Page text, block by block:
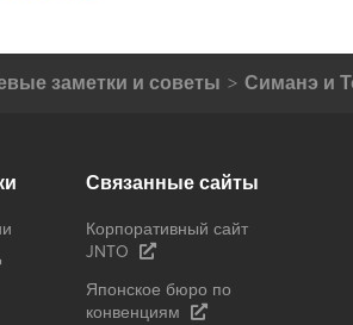
заметки и советы Симанэ и
Связанные сайты
Корпоративный сайт
JNTO
Японское бюро по
конвенциям